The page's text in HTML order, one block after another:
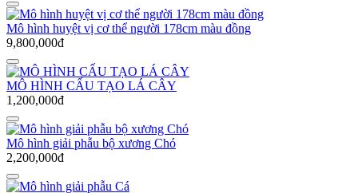
Mô hình huyệt vị cơ thể người 178cm màu đồng
9,800,000đ
MÔ HÌNH CẤU TẠO LÁ CÂY
1,200,000đ
Mô hình giải phẫu bộ xương Chó
2,200,000đ